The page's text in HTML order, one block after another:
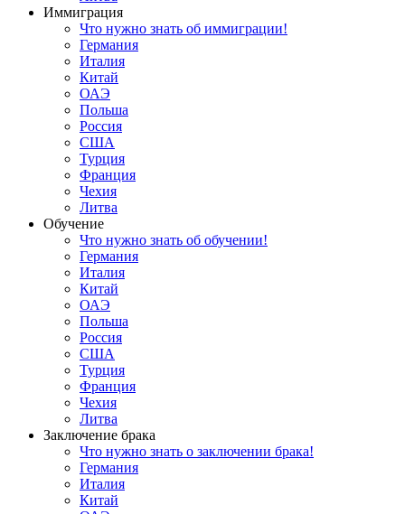
Иммиграция
Что нужно знать об иммиграции!
Германия
Италия
Китай
ОАЭ
Польша
Россия
США
Турция
Франция
Чехия
Литва
Обучение
Что нужно знать об обучении!
Германия
Италия
Китай
ОАЭ
Польша
Россия
США
Турция
Франция
Чехия
Литва
Заключение брака
Что нужно знать о заключении брака!
Германия
Италия
Китай